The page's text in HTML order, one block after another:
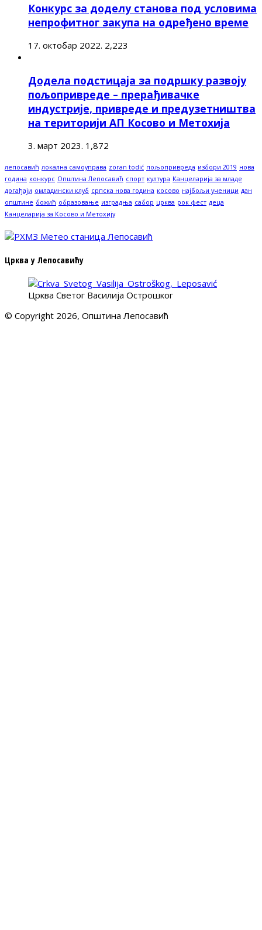
Конкурс за доделу станова под условима
непрофитног закупа на одређено време
17. октобар 2022. 2,223
Додела подстицаја за подршку развоју
пољопривреде – прерађивачке
индустрије, привреде и предузетништва
на територији АП Косово и Метохија
3. март 2023. 1,872
лепосавић локална самоуправа zoran todić пољопривреда избори 2019 нова
година конкурс Општина Лепосавић спорт култура Канцеларија за младе
догађаји омладински клуб српска нова година косово најбољи ученици дан
општине божић образовање изградња сабор црква рок фест деца
Канцеларија за Косово и Метохију
Црква у Лепосавићу
Црква Светог Василија Острошког
© Copyright 2026, Општина Лепосавић